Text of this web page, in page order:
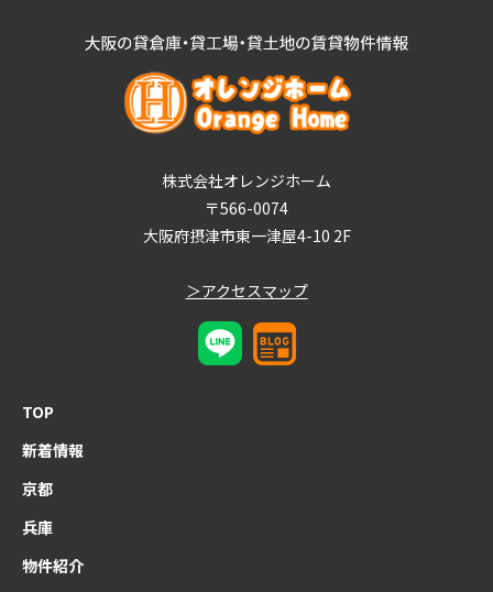
株式会社オレンジホーム
〒566-0074
大阪府摂津市東一津屋4-10 2F
＞アクセスマップ
TOP
新着情報
京都
兵庫
物件紹介